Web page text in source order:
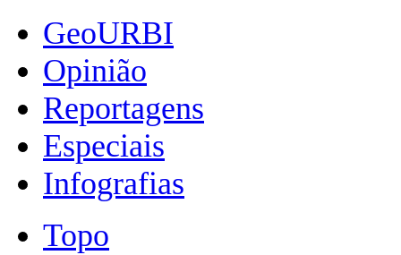
GeoURBI
Opinião
Reportagens
Especiais
Infografias
Topo